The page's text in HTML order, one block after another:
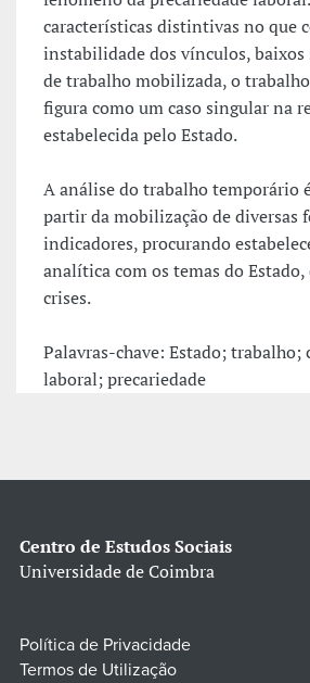
características distintivas no que
instabilidade dos vínculos, baixos
de trabalho mobilizada, o
figura como um caso singular na
estabelecida pelo Estado.
A análise do trabalho temporário
partir da mobilização de diversas
indicadores, procurando
analítica com os temas do
crises.
Palavras-chave: Estado; trabalho;
laboral; precariedade
Centro de Estudos Sociais
Universidade de Coimbra
Política de Privacidade
Termos de Utilização